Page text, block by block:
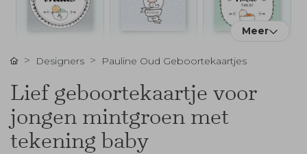
Meer
Designers Pauline Oud Geboortekaartjes
Lief geboortekaartje voor
jongen mintgroen met
tekening baby